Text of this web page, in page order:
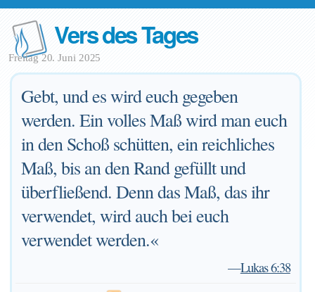
Vers des Tages
Freitag 20. Juni 2025
Gebt, und es wird euch gegeben
werden. Ein volles Maß wird man euch
in den Schoß schütten, ein reichliches
Maß, bis an den Rand gefüllt und
überfließend. Denn das Maß, das ihr
verwendet, wird auch bei euch
verwendet werden.«
—Lukas 6:38